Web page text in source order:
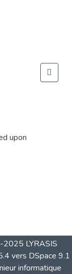
upon
LYRASIS
vers DSpace 9.1
informatique